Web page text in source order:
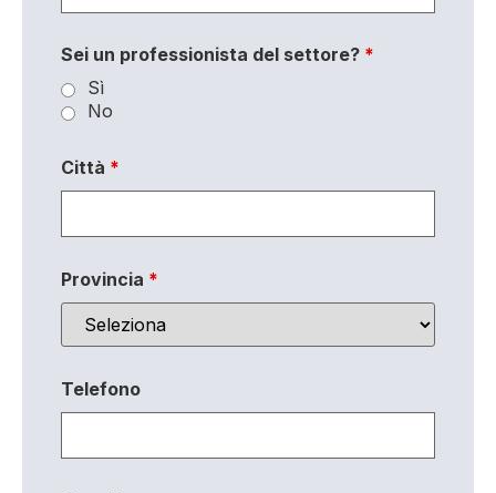
Sei un professionista del settore? *
Sì
No
Città *
Provincia *
Telefono